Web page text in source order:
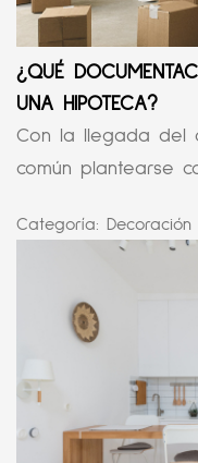
¿QUÉ
UNA HIPOTECA?
Con la llegada del
común plantearse
Categoría: Decoración